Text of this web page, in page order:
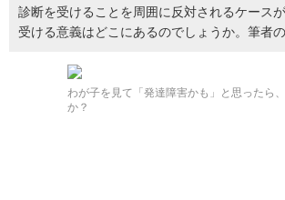
診断を受けることを周囲に反対されるケース
受ける意義はどこにあるのでしょうか。筆者の
わが子を見て「発達障害かも」と思ったら
か？